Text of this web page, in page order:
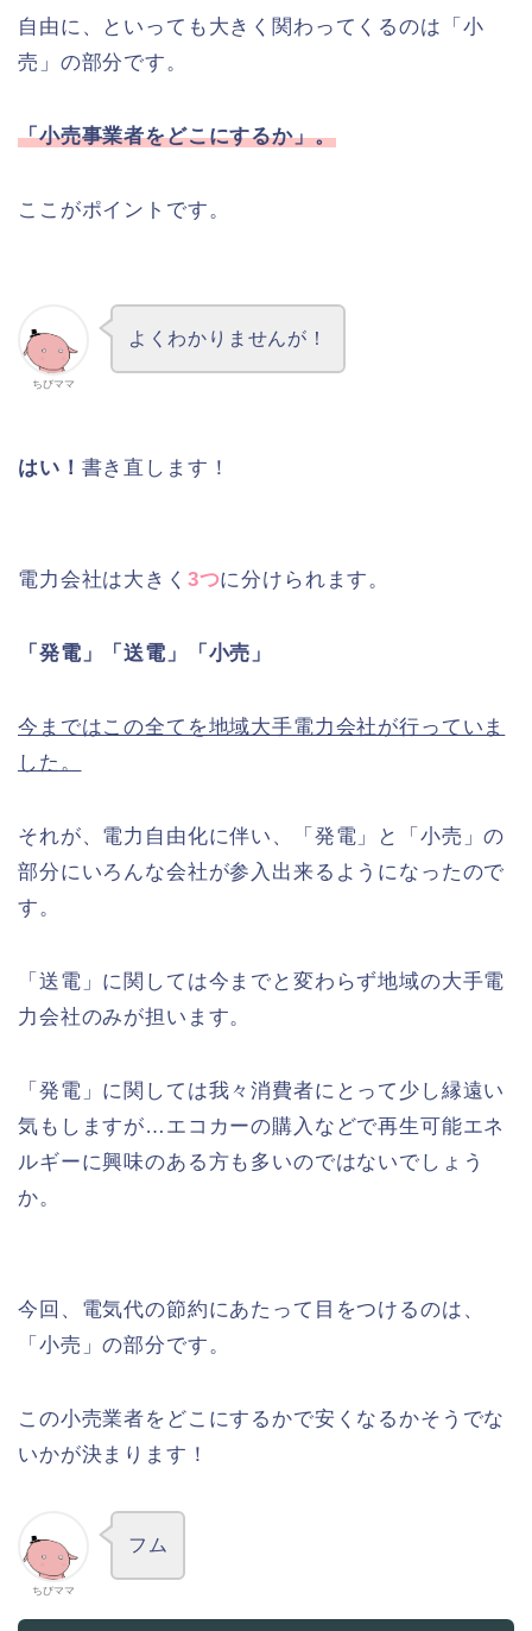
自由に、といっても大きく関わってくるのは「小
売」の部分です。
「小売事業者をどこにするか」。
ここがポイントです。
ちびママ
よくわかりませんが！
はい！ 書き直します！
電力会社は大きく 3つに分けられます。
「発電」「送電」「小売」
今まではこの全てを地域大手電力会社が行っていま
した。
それが、電力自由化に伴い、「発電」と「小売」の
部分にいろんな会社が参入出来るようになったので
す。
「送電」に関しては今までと変わらず地域の大手電
力会社のみが担います。
「発電」に関しては我々消費者にとって少し縁遠い
気もしますが…エコカーの購入などで再生可能エネ
ルギーに興味のある方も多いのではないでしょう
か。
今回、電気代の節約にあたって目をつけるのは、
「小売」の部分です。
この小売業者をどこにするかで安くなるかそうでな
いかが決まります！
ちびママ
フム